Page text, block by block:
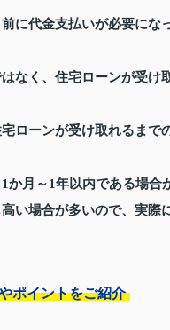
に代金支払いが必要にな
なく、住宅ローンが受け
ローンが受け取れるまで
月～1年以内である場合
い場合が多いので、実際
ポイントをご紹介